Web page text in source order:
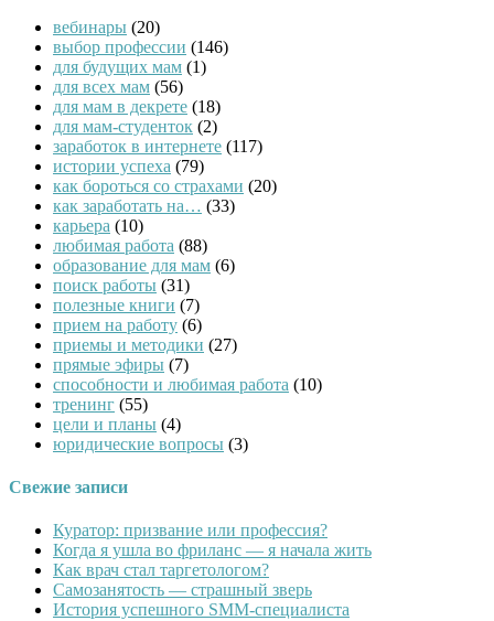
вебинары (20)
выбор профессии (146)
для будущих мам (1)
для всех мам (56)
для мам в декрете (18)
для мам-студенток (2)
заработок в интернете (117)
истории успеха (79)
как бороться со страхами (20)
как заработать на… (33)
карьера (10)
любимая работа (88)
образование для мам (6)
поиск работы (31)
полезные книги (7)
прием на работу (6)
приемы и методики (27)
прямые эфиры (7)
способности и любимая работа (10)
тренинг (55)
цели и планы (4)
юридические вопросы (3)
Свежие записи
Куратор: призвание или профессия?
Когда я ушла во фриланс — я начала жить
Как врач стал таргетологом?
Cамозанятость — страшный зверь
История успешного SMM-специалиста